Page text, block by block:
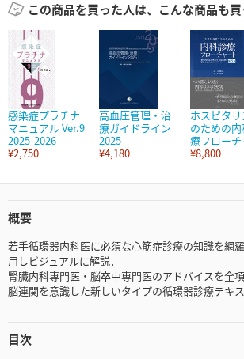
この商品を買った人は、こんな商品も買
感染症プラチナ
マニュアル Ver.9
2025-2026
¥2,750
高血圧管理・治
療ガイドライン
2025
¥4,180
ホスピタリ
のための
療フロー
¥8,800
概要
若手循環器内科医に必須な心筋症診療の知識を網
用しビジュアルに解説．
腎臓内科専門医・脳卒中専門医のアドバイスを全
脳連関を意識した新しいタイプの循環器診療テキス
目次